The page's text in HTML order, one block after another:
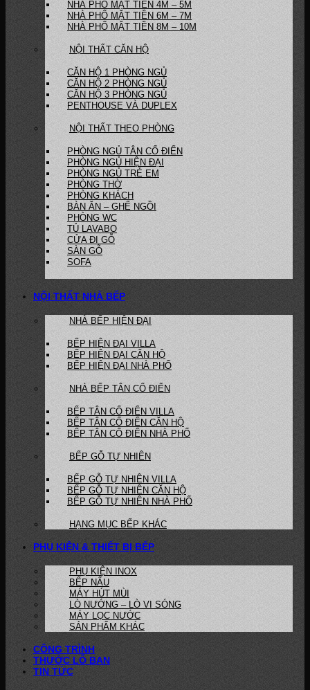
NHÀ PHỐ MẶT TIỀN 4M – 5M
NHÀ PHỐ MẶT TIỀN 6M – 7M
NHÀ PHỐ MẶT TIỀN 8M – 10M
NỘI THẤT CĂN HỘ
CĂN HỘ 1 PHÒNG NGỦ
CĂN HỘ 2 PHÒNG NGỦ
CĂN HỘ 3 PHÒNG NGỦ
PENTHOUSE VÀ DUPLEX
NỘI THẤT THEO PHÒNG
PHÒNG NGỦ TÂN CỔ ĐIỂN
PHÒNG NGỦ HIỆN ĐẠI
PHÒNG NGỦ TRẺ EM
PHÒNG THỜ
PHÒNG KHÁCH
BÀN ĂN – GHẾ NGỒI
PHÒNG WC
TỦ LAVABO
CỬA ĐI GỖ
SÀN GỖ
SOFA
NỘI THẤT NHÀ BẾP
NHÀ BẾP HIỆN ĐẠI
BẾP HIỆN ĐẠI VILLA
BẾP HIỆN ĐẠI CĂN HỘ
BẾP HIỆN ĐẠI NHÀ PHỐ
NHÀ BẾP TÂN CỔ ĐIỂN
BẾP TÂN CỔ ĐIỂN VILLA
BẾP TÂN CỔ ĐIỂN CĂN HỘ
BẾP TÂN CỔ ĐIỂN NHÀ PHỐ
BẾP GỖ TỰ NHIÊN
BẾP GỖ TỰ NHIÊN VILLA
BẾP GỖ TỰ NHIÊN CĂN HỘ
BẾP GỖ TỰ NHIÊN NHÀ PHỐ
HẠNG MỤC BẾP KHÁC
PHỤ KIỆN & THIẾT BỊ BẾP
PHỤ KIỆN INOX
BẾP NẤU
MÁY HÚT MÙI
LÒ NƯỚNG – LÒ VI SÓNG
MÁY LỌC NƯỚC
SẢN PHẨM KHÁC
CÔNG TRÌNH
THƯỚC LỖ BAN
TIN TỨC